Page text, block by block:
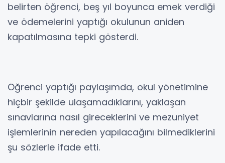
belirten öğrenci, beş yıl boyunca emek verdiği
ve ödemelerini yaptığı okulunun aniden
kapatılmasına tepki gösterdi.
Öğrenci yaptığı paylaşımda, okul yönetimine
hiçbir şekilde ulaşamadıklarını, yaklaşan
sınavlarına nasıl gireceklerini ve mezuniyet
işlemlerinin nereden yapılacağını bilmediklerini
şu sözlerle ifade etti.